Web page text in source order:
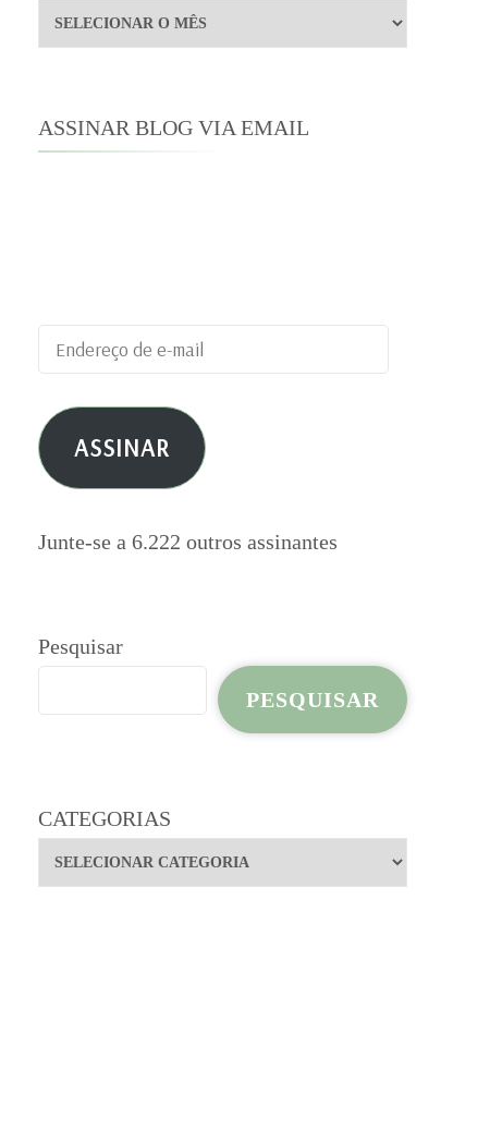
Arquivos
ASSINAR BLOG VIA EMAIL
Endereço
de
e-
mail ASSINAR
Junte-se a 6.222 outros assinantes
Pesquisar
PESQUISAR
CATEGORIAS